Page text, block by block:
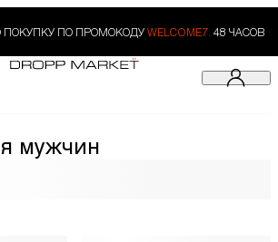
ПОКУПКУ ПО ПРОМОКОДУ WELCOME7. 48 ЧАСОВ
мужчин